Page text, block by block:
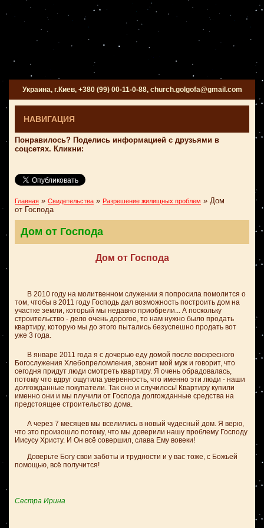
Украина, г.Киев, +380 (99) 00-11-0-88, church.golgofa@gmail.com
НАВИГАЦИЯ
Понравилось? Поделись информацией с друзьями в
соцсетях. Кликни:
Главная » Свидетельства » Разрешение жилищных проблем » Дом
от Господа
Дом от Господа
Дом от Господа
В 2010 году на молитвенном служении я попросила помолится о
том, чтобы в 2011 году Господь дал возможность построить дом на
участке земли, который мы недавно приобрели... А поскольку
строительство - дело очень дорогое, то нам нужно было продать
квартиру, которую мы до этого пытались безуспешно продать вот
уже 3 года.
В январе 2011 года я с дочерью еду домой после воскресного
Богослужения Хлебопреломления, звонит мой муж и говорит, что
сегодня придут люди смотреть квартиру. Я очень обрадовалась,
потому что вдруг ощутила уверенность, что именно эти люди - наши
долгожданные покупатели. Так оно и случилось! Квартиру купили
именно они и мы плучили от Господа долгожданные средства на
предстоящее строительство дома.
А через 7 месяцев мы вселились в новый чудесный дом. Я верю,
что это произошло потому, что мы доверили нашу проблему Господу
Иисусу Христу. И Он всё совершил, слава Ему вовеки!
Доверьте Богу свои заботы и трудности и у вас тоже, с Божьей
помощью, всё получится!
Сестра Ирина